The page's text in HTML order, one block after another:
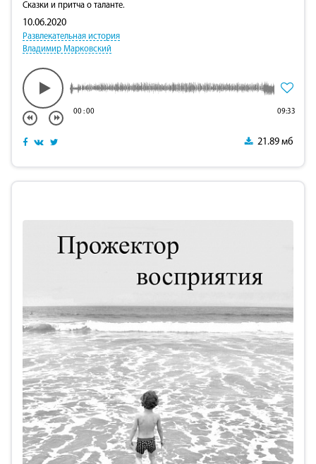
Сказки и притча о таланте.
10.06.2020
Развлекательная история
Владимир Марковский
00:00 09:33
21.89 мб